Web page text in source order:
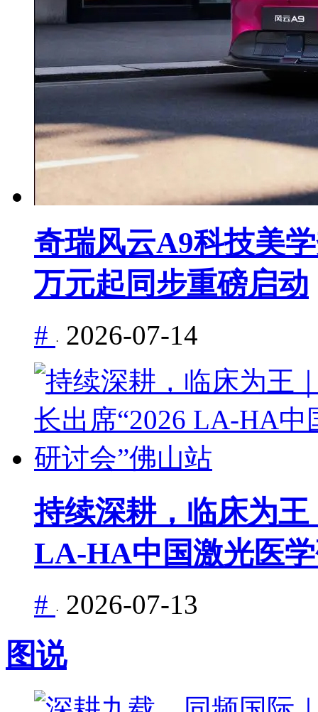
奇瑞风云A9科技美
万元起同步重磅启动
# · 2026-07-14
持续深耕，临床为
LA-HA中国激光医
# · 2026-07-13
图说